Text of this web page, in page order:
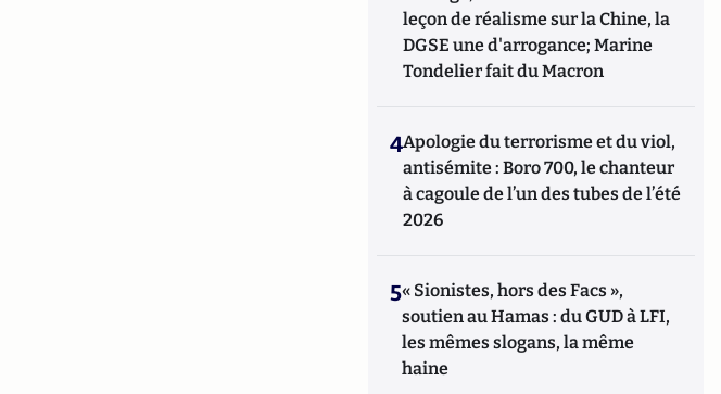
leçon de réalisme sur la Chine, la
DGSE une d'arrogance; Marine
Tondelier fait du Macron
4Apologie du terrorisme et du viol,
antisémite : Boro 700, le chanteur
à cagoule de l’un des tubes de l’été
2026
5« Sionistes, hors des Facs »,
soutien au Hamas : du GUD à LFI,
les mêmes slogans, la même
haine